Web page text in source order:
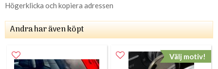
Högerklicka och kopiera adressen
Andra har även köpt
Välj motiv!